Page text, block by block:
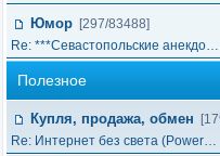
Юмор [297/83488]
Re: ***Севастопольские анекдо…
Полезное
Купля, продажа, обмен
Re: Интернет без света (Power…